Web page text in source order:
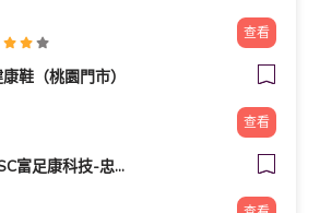
查看
鞋（桃園門市）
查看
FOOTDISC富足康科技-忠孝直營門市